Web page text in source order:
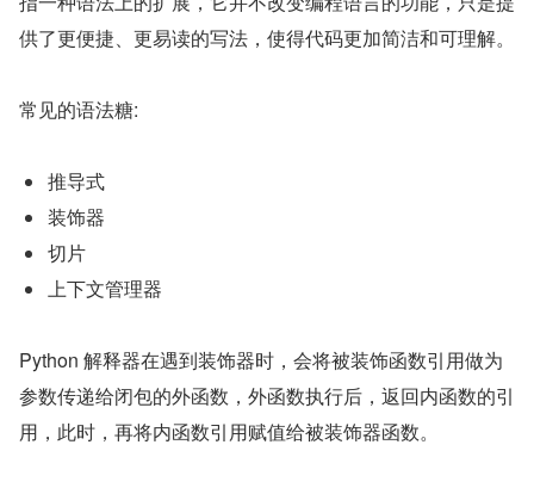
供了更便捷、更易读的写法，使得代码更加简洁和可理解。
常见的语法糖:
推导式
装饰器
切片
上下文管理器
Python 解释器在遇到装饰器时，会将被装饰函数引用做为
参数传递给闭包的外函数，外函数执行后，返回内函数的引
用，此时，再将内函数引用赋值给被装饰器函数。